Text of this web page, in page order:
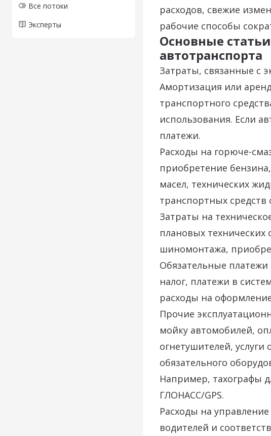
Все потоки
Эксперты
расходов, свежие
рабочие способы
Основные
автотранспорта
Затраты, связанные с
Амортизация или
транспортного
использования. Если
платежи.
Расходы на горюче-
приобретение
масел, технических
транспортных
Затраты на
плановых
шиномонтажа,
Обязательные
налог, платежи в
расходы на
Прочие
мойку автомобилей,
огнетушителей,
обязательного
Например, тахографы
ГЛОНАСС/GPS.
Расходы на
водителей и